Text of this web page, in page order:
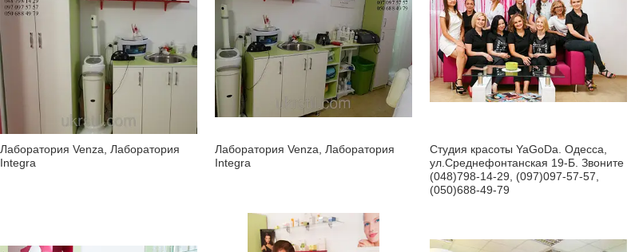
Лаборатория Venza, Лаборатория
Integra
Лаборатория Venza, Лаборатория
Integra
Студия красоты YaGoDa. Одесса,
ул.Среднефонтанская 19-Б. Звоните
(048)798-14-29, (097)097-57-57,
(050)688-49-79